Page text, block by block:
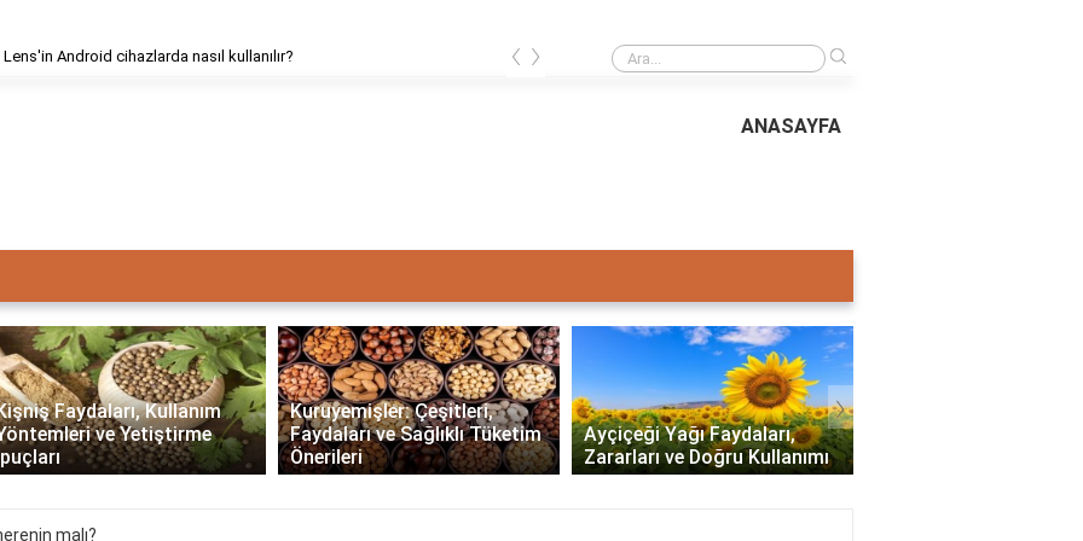
kullanılır? Google Lens'in Android cihazlarda nasıl kullanılır?
‹ ›
ANASAYFA
Faydaları, Kullanım
ve Yetiştirme
Kuruyemişler: Çeşitleri,
Faydaları ve Sağlıklı Tüketim
Önerileri
Ayçiçeği Yağı Faydaları,
Zararları ve Doğru Kullanımı
Makarna Çeşitleri: Hangi
Türler ve Tarifler Sizi
Bekliyor?
›
malı?